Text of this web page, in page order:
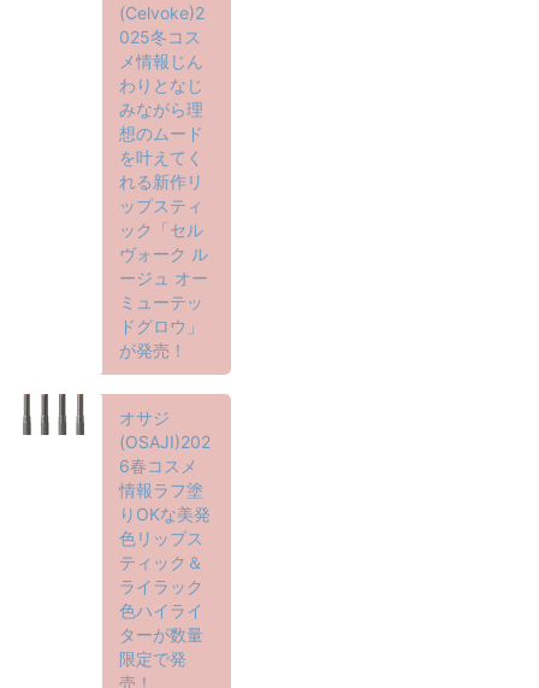
(Celvoke)2
025冬コス
メ情報じん
わりとなじ
みながら理
想のムード
を叶えてく
れる新作リ
ップスティ
ック「セル
ヴォーク ル
ージュ オー
ミューテッ
ドグロウ」
が発売！
オサジ
(OSAJI)202
6春コスメ
情報ラフ塗
りOKな美発
色リップス
ティック＆
ライラック
色ハイライ
ターが数量
限定で発
売！